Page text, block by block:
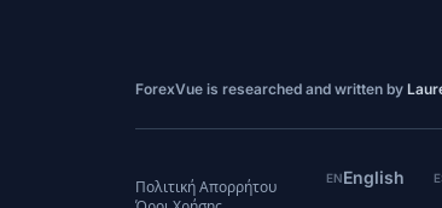
ForexVue is researched and written by
Πολιτική Απορρήτου
ENEnglish